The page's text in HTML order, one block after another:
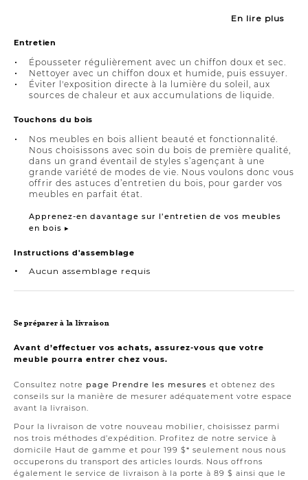
En lire plus
Entretien
Épousseter régulièrement avec un chiffon doux et sec.
Nettoyer avec un chiffon doux et humide, puis essuyer.
Éviter l'exposition directe à la lumière du soleil, aux
sources de chaleur et aux accumulations de liquide.
Touchons du bois
Nos meubles en bois allient beauté et fonctionnalité.
Nous choisissons avec soin du bois de première qualité,
dans un grand éventail de styles s’agençant à une
grande variété de modes de vie. Nous voulons donc vous
offrir des astuces d’entretien du bois, pour garder vos
meubles en parfait état.
Apprenez-en davantage sur l’entretien de vos meubles
en bois ▸
Instructions d'assemblage
Aucun assemblage requis
Se préparer à la livraison
Avant d’effectuer vos achats, assurez-vous que votre
meuble pourra entrer chez vous.
Consultez notre page Prendre les mesures et obtenez des
conseils sur la manière de mesurer adéquatement votre espace
avant la livraison.
Pour la livraison de votre nouveau mobilier, choisissez parmi
nos trois méthodes d’expédition. Profitez de notre service à
domicile Haut de gamme et pour 199 $* seulement nous nous
occuperons du transport des articles lourds. Nous offrons
également le service de livraison à la porte à 89 $ ainsi que le